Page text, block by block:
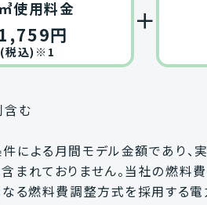
使用料金
円
(税込)※1
＋
含む
による月間モデル金額であり、
まれておりません。当社の燃料
なる燃料費調整方式を採用する